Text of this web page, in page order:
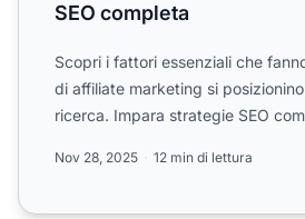
SEO completa
Scopri i fattori essenziali che
di affiliate marketing si
ricerca. Impara strategie SEO
Nov 28, 2025 12 min di lettura